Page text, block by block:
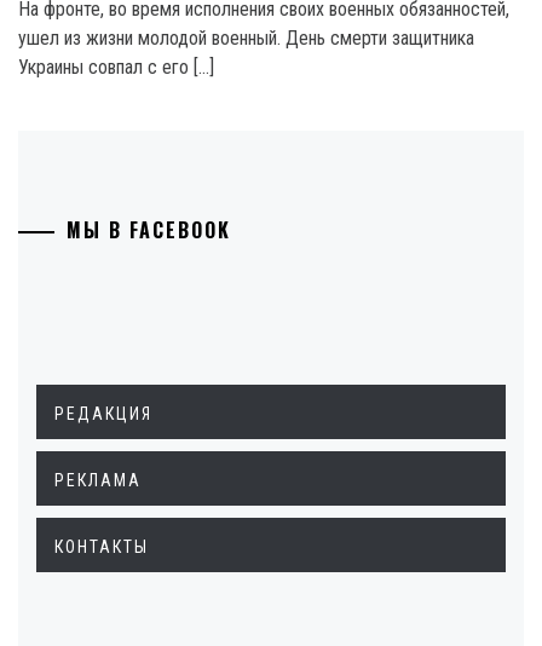
На фронте, во время исполнения своих военных обязанностей,
ушел из жизни молодой военный. День смерти защитника
Украины совпал с его […]
МЫ В FACEBOOK
РЕДАКЦИЯ
РЕКЛАМА
КОНТАКТЫ